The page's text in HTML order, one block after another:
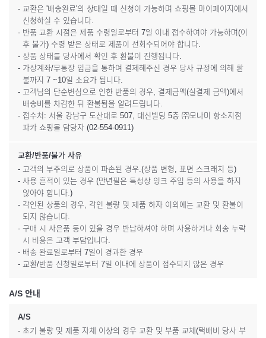
- 교환은 '배송완료'의 상태일 때 신청이 가능하며 쇼핑몰 마이페이지에서
신청하실 수 있습니다.
- 반품 교환 시점은 제품 수령일로부터 7일 이내 접수하여야 가능하며(이
후 불가) 수령 받은 상태로 제품이 선회수되어야 합니다.
- 상품 상태를 당사에서 확인 후 환불이 진행됩니다.
- 가상계좌/무통장 입금을 통하여 결제해주신 경우 당사 규정에 의해 환
불까지 7 ~10일 소요가 됩니다.
- 고객님의 단순변심으로 인한 반품의 경우, 결제금액(실결제 금액)에서
배송비를 차감한 뒤 환불됨을 알려드립니다.
- 접수처: 서울 강남구 도산대로 507, 대신빌딩 5층 ㈜모나미 항소지점
파카 쇼핑몰 담당자 (02-554-0911)
교환/반품/불가 사유
- 고객의 부주의로 상품이 파손된 경우.(상품 변형, 표면 스크래치 등)
- 사용 흔적이 있는 경우 (만년필은 특성상 잉크 주입 등의 사용을 하지
않아야 합니다.)
- 각인된 상품의 경우, 각인 불량 및 제품 하자 이외에는 교환 및 환불이
되지 않습니다.
- 구매 시 사은품 등이 있을 경우 반납하셔야 하며 사용하거나 회송 누락
시 비용은 고객 부담입니다.
- 배송 완료일로부터 7일이 경과한 경우
- 교환/반품 신청일로부터 7일 이내에 상품이 접수되지 않은 경우
A/S 안내
A/S
- 초기 불량 및 제품 자체 이상의 경우 교환 및 부품 교체(택배비 당사 부